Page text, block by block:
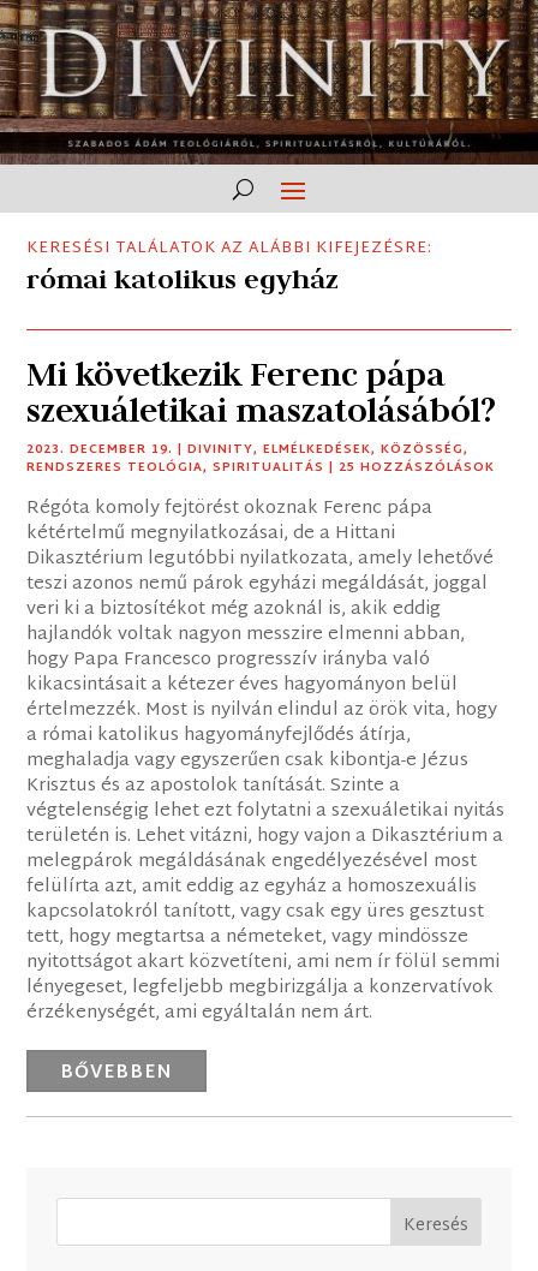
KERESÉSI TALÁLATOK AZ ALÁBBI KIFEJEZÉSRE:
római katolikus egyház
Mi következik Ferenc pápa
szexuáletikai maszatolásából?
2023. DECEMBER 19. |DIVINITY,ELMÉLKEDÉSEK,KÖZÖSSÉG,
RENDSZERES TEOLÓGIA,SPIRITUALITÁS | 25 HOZZÁSZÓLÁSOK
Régóta komoly fejtörést okoznak Ferenc pápa
kétértelmű megnyilatkozásai, de a Hittani
Dikasztérium legutóbbi nyilatkozata, amely lehetővé
teszi azonos nemű párok egyházi megáldását, joggal
veri ki a biztosítékot még azoknál is, akik eddig
hajlandók voltak nagyon messzire elmenni abban,
hogy Papa Francesco progresszív irányba való
kikacsintásait a kétezer éves hagyományon belül
értelmezzék. Most is nyilván elindul az örök vita, hogy
a római katolikus hagyományfejlődés átírja,
meghaladja vagy egyszerűen csak kibontja-e Jézus
Krisztus és az apostolok tanítását. Szinte a
végtelenségig lehet ezt folytatni a szexuáletikai nyitás
területén is. Lehet vitázni, hogy vajon a Dikasztérium a
melegpárok megáldásának engedélyezésével most
felülírta azt, amit eddig az egyház a homoszexuális
kapcsolatokról tanított, vagy csak egy üres gesztust
tett, hogy megtartsa a németeket, vagy mindössze
nyitottságot akart közvetíteni, ami nem ír fölül semmi
lényegeset, legfeljebb megbirizgálja a konzervatívok
érzékenységét, ami egyáltalán nem árt.
BŐVEBBEN